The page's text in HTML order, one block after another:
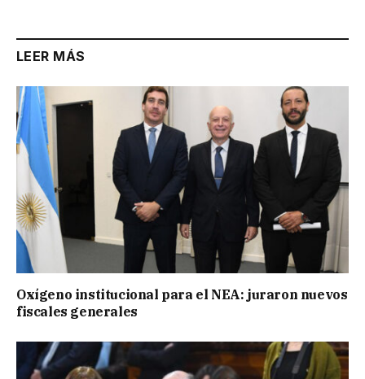
LEER MÁS
Oxígeno institucional para el NEA: juraron nuevos
fiscales generales